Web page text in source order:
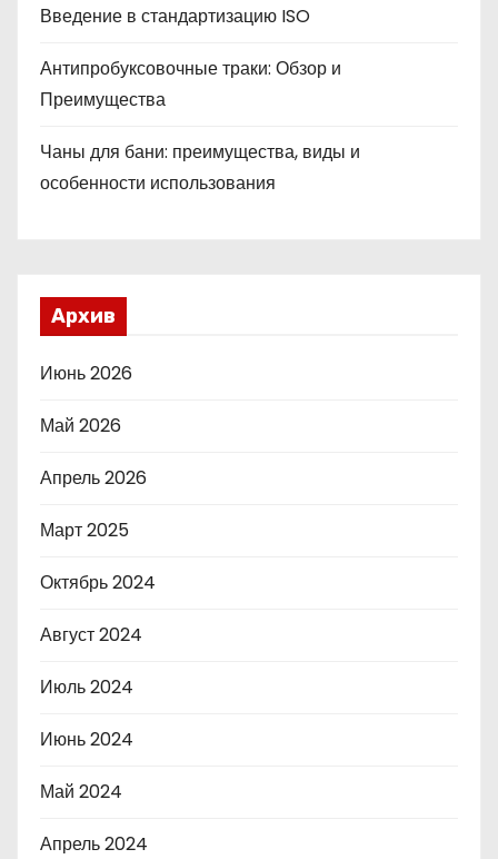
Введение в стандартизацию ISO
Антипробуксовочные траки: Обзор и
Преимущества
Чаны для бани: преимущества, виды и
особенности использования
Архив
Июнь 2026
Май 2026
Апрель 2026
Март 2025
Октябрь 2024
Август 2024
Июль 2024
Июнь 2024
Май 2024
Апрель 2024